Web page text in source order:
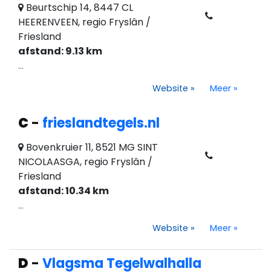
Beurtschip 14, 8447 CL
HEERENVEEN, regio Fryslân /
Friesland
afstand: 9.13 km
...
Website » Meer »
C - frieslandtegels.nl
Bovenkruier 11, 8521 MG SINT
NICOLAASGA, regio Fryslân /
Friesland
afstand: 10.34 km
...
Website » Meer »
D - Vlagsma Tegelwalhalla